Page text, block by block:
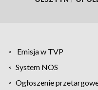
Emisja w TVP
System NOS
Ogłoszenie